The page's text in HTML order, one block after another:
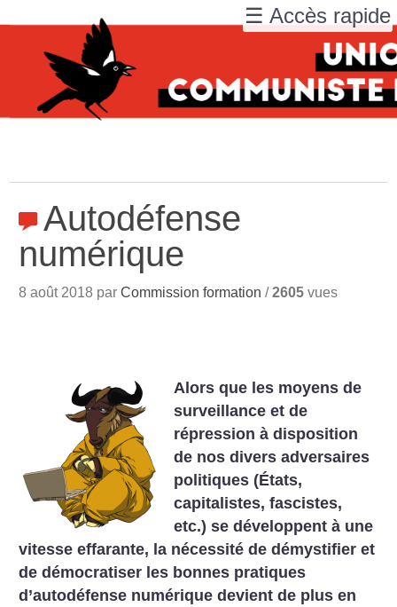
Autodéfense
numérique
8 août 2018 parCommission formation /2605 vues
Alors que les moyens de
surveillance et de
répression à disposition
de nos divers adversaires
politiques (États,
capitalistes, fascistes,
etc.) se développent à une
vitesse effarante, la nécessité de démystifier et
de démocratiser les bonnes pratiques
d’autodéfense numérique devient de plus en
☰ Accès rapide